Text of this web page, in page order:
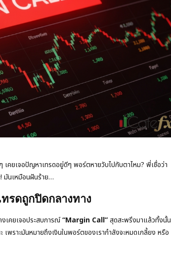
คยเจอปัญหาเทรดอยู่ดีๆ พอร์ตหายวับไปกับตาไหม? พี่เชื่อว่า
มันเหมือนฝันร้าย…
รดถูกปิดกลางทาง
เคยเจอประสบการณ์“Margin Call”สุดสะพรึงมาแล้วทั้งนั้น
พราะมันหมายถึงเงินในพอร์ตของเรากำลังจะหมดเกลี้ยง หรือ